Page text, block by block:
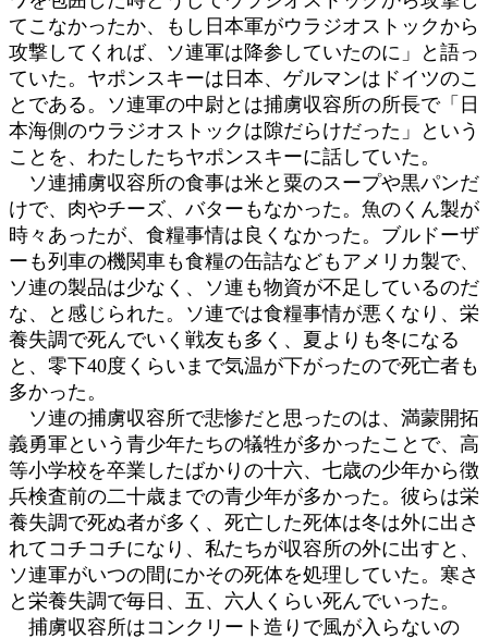
てこなかったか、もし日本軍がウラジオストックから
攻撃してくれば、ソ連軍は降参していたのに」と語っ
ていた。ヤポンスキーは日本、ゲルマンはドイツのこ
とである。ソ連軍の中尉とは捕虜収容所の所長で「日
本海側のウラジオストックは隙だらけだった」という
ことを、わたしたちヤポンスキーに話していた。
ソ連捕虜収容所の食事は米と粟のスープや黒パンだ
けで、肉やチーズ、バターもなかった。魚のくん製が
時々あったが、食糧事情は良くなかった。ブルドーザ
ーも列車の機関車も食糧の缶詰などもアメリカ製で、
ソ連の製品は少なく、ソ連も物資が不足しているのだ
な、と感じられた。ソ連では食糧事情が悪くなり、栄
養失調で死んでいく戦友も多く、夏よりも冬になる
と、零下40度くらいまで気温が下がったので死亡者も
多かった。
ソ連の捕虜収容所で悲惨だと思ったのは、満蒙開拓
義勇軍という青少年たちの犠牲が多かったことで、高
等小学校を卒業したばかりの十六、七歳の少年から徴
兵検査前の二十歳までの青少年が多かった。彼らは栄
養失調で死ぬ者が多く、死亡した死体は冬は外に出さ
れてコチコチになり、私たちが収容所の外に出すと、
ソ連軍がいつの間にかその死体を処理していた。寒さ
と栄養失調で毎日、五、六人くらい死んでいった。
捕虜収容所はコンクリート造りで風が入らないの